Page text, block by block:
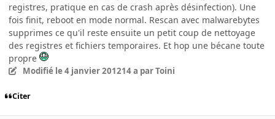
registres, pratique en cas de crash après désinfection). Une
fois finit, reboot en mode normal. Rescan avec malwarebytes
supprimes ce qu'il reste ensuite un petit coup de nettoyage
des registres et fichiers temporaires. Et hop une bécane toute
propre
Modifié le 4 janvier 201214 a par Toini
Citer